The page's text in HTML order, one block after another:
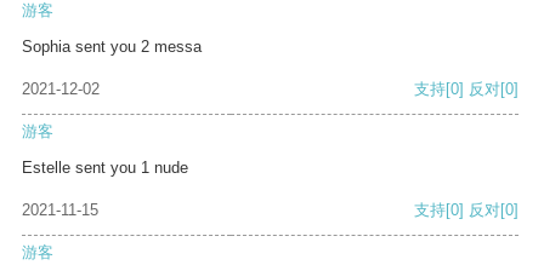
游客
Sophia sent you 2 messa
2021-12-02 支持[0] 反对[0]
游客
Estelle sent you 1 nude
2021-11-15 支持[0] 反对[0]
游客